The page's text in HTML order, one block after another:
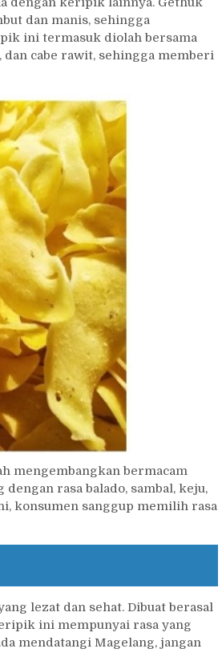
dan manis, sehingga
ini termasuk diolah bersama
cabe rawit, sehingga memberi
mengembangkan bermacam
rasa balado, sambal, keju,
konsumen sanggup memilih rasa
lezat dan sehat. Dibuat berasal
ini mempunyai rasa yang
mendatangi Magelang, jangan